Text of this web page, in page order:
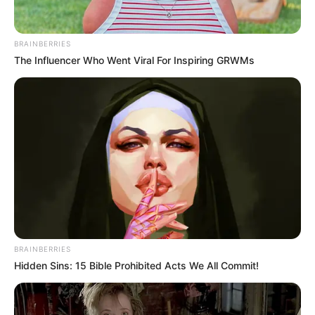
En medio de la riña uno de ellos terminó con heridas de
consideración, mientras que su agresor, identificado
como Darío Mesa, fue capturado por las autoridades
locales.
BRAINBERRIES
The Influencer Who Went Viral For Inspiring GRWMs
BRAINBERRIES
Hidden Sins: 15 Bible Prohibited Acts We All Commit!